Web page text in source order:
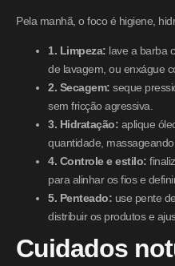
Pela manhã, o foco é higiene,
1. Limpeza: lave a barba
de lavagem, ou enxágue
2. Secagem: seque
sem fricção agressiva.
3. Hidratação: aplique
quantidade,
4. Controle e estilo:
para alinhar os fios e
5. Penteado: use pente
distribuir os produtos e
Cuidados